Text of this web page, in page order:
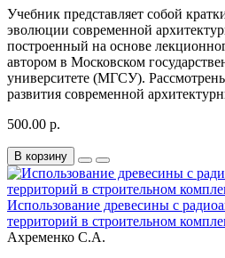
Учебник представляет собой
эволюции современной
построенный на основе
автором в Московском
университете (МГСУ).
развития современной
500.00 р.
В корзину
Использование древесины с
территорий в строительном
Ахременко С.А.